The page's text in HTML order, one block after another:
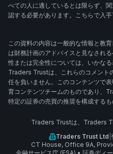
べての人に適しているとは限らず、
認する必要があります。こちらで入
この資料の内容は一般的な情報と教
は財務計画のアドバイスと見なされ
性または完全性については、いかな
Traders Trustは、これらのコメント
任を負いません。このコンテンツで
育コンテンツチームのものであり、
特定の証券の売買の推奨を構成するも
Traders Trustは、Traders
Traders Trust Ltd
CT House, Office 9A,